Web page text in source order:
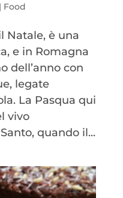
Food
Natale, è una
e in Romagna
dell’anno con
legate
La Pasqua qui
vivo
quando il...